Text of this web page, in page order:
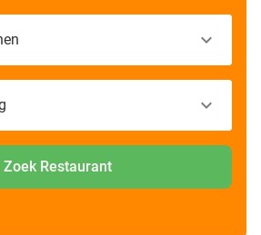
Zoek Restaurant